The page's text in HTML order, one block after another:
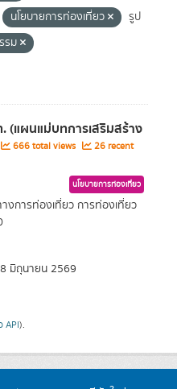
นโยบายการท่องเที่ยว
รูป
รม
แผนแม่บทการเสริมสร้าง
666 total views
26 recent
นโยบายการท่องเที่ยว
งการท่องเที่ยว การท่องเที่ยว
มิถุนายน 2569
API).